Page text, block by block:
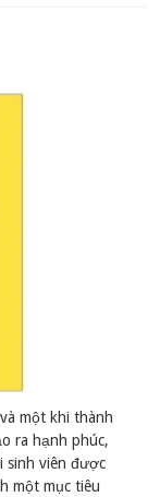
một khi thành
ra hạnh phúc,
sinh viên được
một mục tiêu